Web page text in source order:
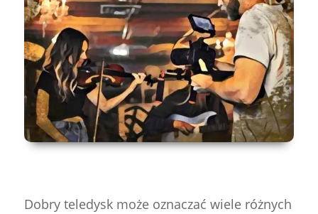
Dobry teledysk może oznaczać wiele różnych